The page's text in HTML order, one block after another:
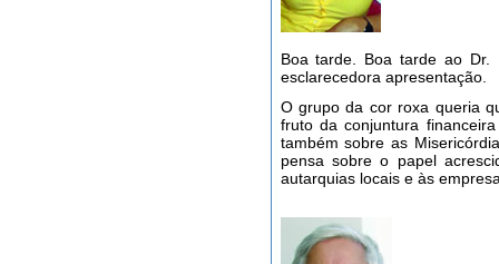
Boa tarde. Boa tarde ao
esclarecedora apresentação.
O grupo da cor roxa queria
fruto da conjuntura
também sobre as
pensa sobre o papel
autarquias locais e às